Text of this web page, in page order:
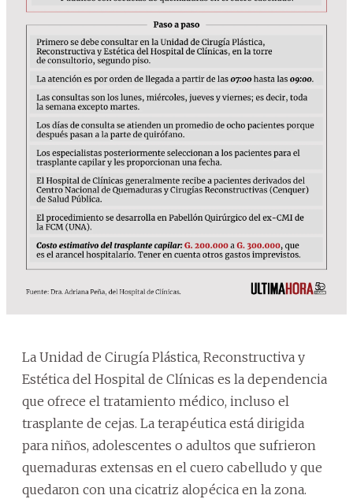
La Unidad de Cirugía Plástica, Reconstructiva y
Estética del Hospital de Clínicas es la dependencia
que ofrece el tratamiento médico, incluso el
trasplante de cejas. La terapéutica está dirigida
para niños, adolescentes o adultos que sufrieron
quemaduras extensas en el cuero cabelludo y que
quedaron con una cicatriz alopécica en la zona.